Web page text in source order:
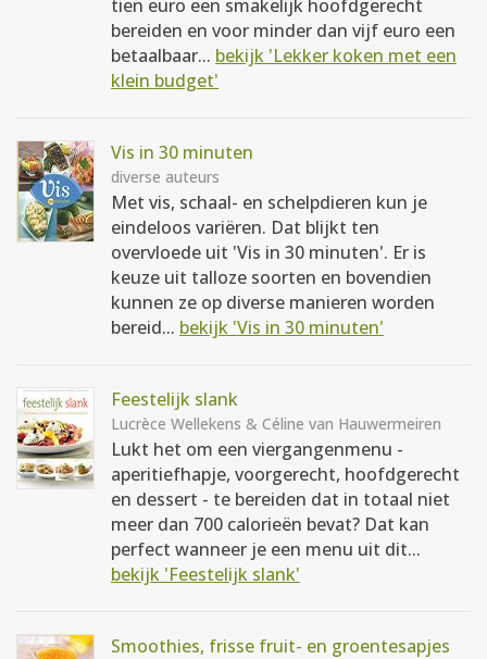
tien euro een smakelijk hoofdgerecht
bereiden en voor minder dan vijf euro een
betaalbaar... bekijk 'Lekker koken met een
klein budget'
Vis in 30 minuten
diverse auteurs
Met vis, schaal- en schelpdieren kun je
eindeloos variëren. Dat blijkt ten
overvloede uit 'Vis in 30 minuten'. Er is
keuze uit talloze soorten en bovendien
kunnen ze op diverse manieren worden
bereid... bekijk 'Vis in 30 minuten'
Feestelijk slank
Lucrèce Wellekens & Céline van Hauwermeiren
Lukt het om een viergangenmenu -
aperitiefhapje, voorgerecht, hoofdgerecht
en dessert - te bereiden dat in totaal niet
meer dan 700 calorieën bevat? Dat kan
perfect wanneer je een menu uit dit...
bekijk 'Feestelijk slank'
Smoothies, frisse fruit- en groentesapjes